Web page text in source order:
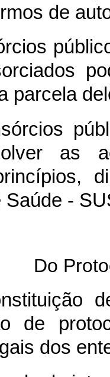
de
parcela
as
Saúde -
Do
de
de
dos